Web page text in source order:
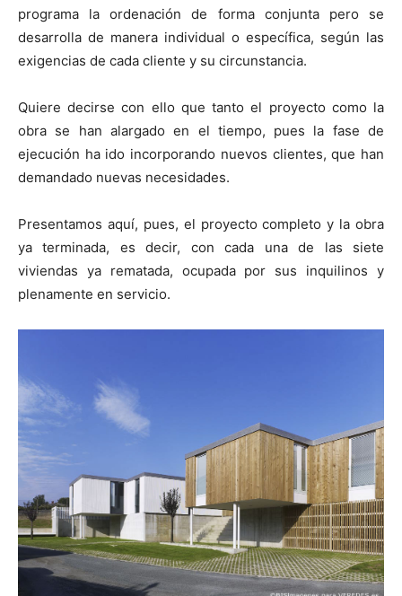
programa la ordenación de forma conjunta pero se
desarrolla de manera individual o específica, según las
exigencias de cada cliente y su circunstancia.
Quiere decirse con ello que tanto el proyecto como la
obra se han alargado en el tiempo, pues la fase de
ejecución ha ido incorporando nuevos clientes, que han
demandado nuevas necesidades.
Presentamos aquí, pues, el proyecto completo y la obra
ya terminada, es decir, con cada una de las siete
viviendas ya rematada, ocupada por sus inquilinos y
plenamente en servicio.